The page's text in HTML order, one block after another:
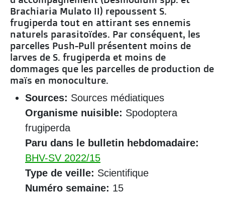
Brachiaria Mulato II) repoussent S.
frugiperda tout en attirant ses ennemis
naturels parasitoïdes. Par conséquent, les
parcelles Push-Pull présentent moins de
larves de S. frugiperda et moins de
dommages que les parcelles de production de
maïs en monoculture.
Sources: Sources médiatiques
Organisme nuisible: Spodoptera
frugiperda
Paru dans le bulletin hebdomadaire:
BHV-SV 2022/15
Type de veille: Scientifique
Numéro semaine: 15